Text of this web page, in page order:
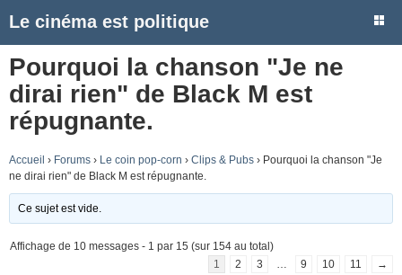
Le cinéma est politique
Pourquoi la chanson "Je ne
dirai rien" de Black M est
répugnante.
Accueil › Forums › Le coin pop-corn › Clips & Pubs › Pourquoi la chanson "Je
ne dirai rien" de Black M est répugnante.
Ce sujet est vide.
Affichage de 10 messages - 1 par 15 (sur 154 au total)
1
2 3 9 10 11 →